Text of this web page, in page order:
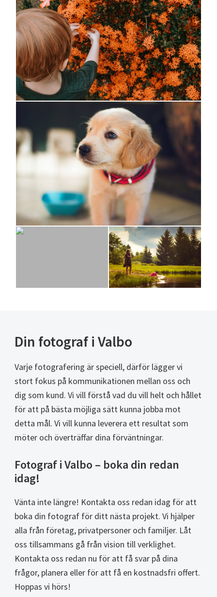
Din fotograf i Valbo
Varje fotografering är speciell, därför lägger vi
stort fokus på kommunikationen mellan oss och
dig som kund. Vi vill förstå vad du vill helt och hållet
för att på bästa möjliga sätt kunna jobba mot
detta mål. Vi vill kunna leverera ett resultat som
möter och överträffar dina förväntningar.
Fotograf i Valbo – boka din redan
idag!
Vänta inte längre! Kontakta oss redan idag för att
boka din fotograf för ditt nästa projekt. Vi hjälper
alla från företag, privatpersoner och familjer. Låt
oss tillsammans gå från vision till verklighet.
Kontakta oss redan nu för att få svar på dina
frågor, planera eller för att få en kostnadsfri offert.
Hoppas vi hörs!